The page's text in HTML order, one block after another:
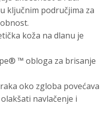
ključnim područjima za
koža na dlanu je
™ obloga za brisanje
oko zgloba povećava
navlačenje i